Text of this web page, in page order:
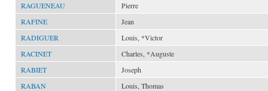
RAGUENEAU
Pierre
RAFINE
Jean
RADIGUER
Louis, *Victor
RACINET
Charles, *Auguste
RABIET
Joseph
RABAN
Louis, Thomas